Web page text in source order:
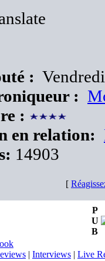
:
:
:
en relation:
14903
[
P
U
B
| Interviews | Live